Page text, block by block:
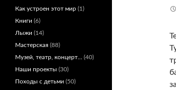
Как устроен этот мир (1)
Книги (6)
Лыжи (14)
Мастерская (88)
Музей, театр, концерт… (40)
Наши проекты (30)
Походы с детьми (50)